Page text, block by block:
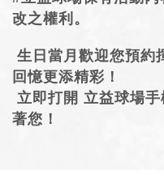
改之權利。
生日當月歡迎您預約
回憶更添精彩！
立即打開 立益球場
著您！